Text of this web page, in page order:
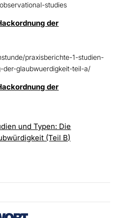
studies
der
praxisberichte-1-studien-
glaubwuerdigkeit-teil-a/
der
und Typen: Die
(Teil B)